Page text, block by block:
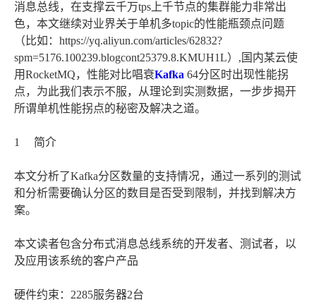
消息总线，在支撑云千万tps上千节点的集群能力非常出
色，本文继续对业界关于单机多topic的性能瓶颈点问题
（比如：https://yq.aliyun.com/articles/62832?
spm=5176.100239.blogcont25379.8.KMUH1L）,国内某云使
用RocketMQ，性能对比唱衰Kafka 64分区时出现性能拐
点，为此我们表示不服，从理论到实测数据，一步步揭开
所谓单机性能拐点的秘密及解决之道。
1 简介
本文分析了Kafka分区数量的支持情况，通过一系列的测试
和分析需要确认分区的数目是否受到限制，并找到解决方
案。
本文读者包含分布式消息总线系统的开发者、测试者，以
及应用该系统的客户产品
硬件约束：2285服务器2台